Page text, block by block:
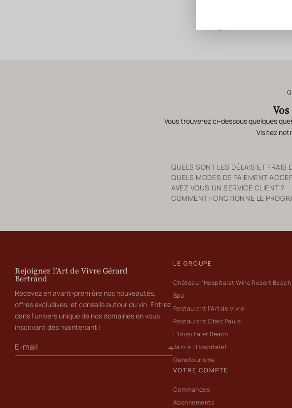
Or
Vous trouverez ci-dessous quelques
Visitez
QUELS SONT LES DÉLAIS ET FRAIS
QUELS MODES DE PAIEMENT
AVEZ VOUS UN SERVICE CLIENT ?
COMMENT FONCTIONNE LE
Rejoignez l’Art de Vivre Gérard
Bertrand
Recevez en avant-première nos nouveautés,
offres exclusives, et conseils autour du vin. Entrez
dans l’univers unique de nos domaines en vous
inscrivant dès maintenant !
LE GROUPE
Château l’Hospitalet Wine Resort Beach
Spa
Restaurant l’Art de Vivre
Restaurant Chez Paule
L'Hospitalet Beach
Jazz à l’Hospitalet
Oenotourisme
VOTRE COMPTE
Commandes
Abonnements